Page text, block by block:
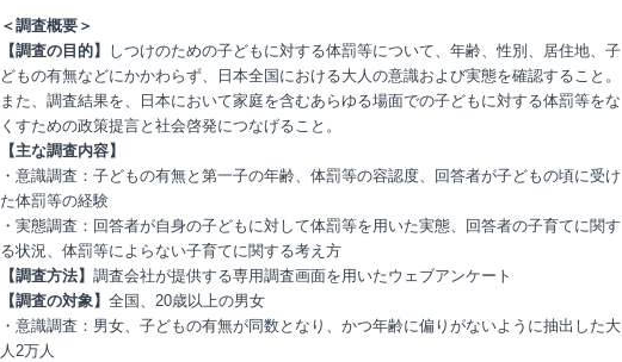
＜調査概要＞
【調査の目的】
しつけのための子どもに対する体罰等について、年齢、性別、居住地、子
どもの有無などにかかわらず、日本全国における大人の意識および実態を確認すること。
また、調査結果を、日本において家庭を含むあらゆる場面での子どもに対する体罰等をな
くすための政策提言と社会啓発につなげること。
【主な調査内容】
・意識調査：子どもの有無と第一子の年齢、体罰等の容認度、回答者が子どもの頃に受け
た体罰等の経験
・実態調査：回答者が自身の子どもに対して体罰等を用いた実態、回答者の子育てに関す
る状況、体罰等によらない子育てに関する考え方
【調査方法】 調査会社が提供する専用調査画面を用いたウェブアンケート
【調査の対象】 全国、20歳以上の男女
・意識調査：男女、子どもの有無が同数となり、かつ年齢に偏りがないように抽出した大
人2万人